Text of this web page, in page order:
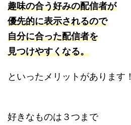
趣味の合う好みの配信者が
優先的に表示されるので
自分に合った配信者を
見つけやすくなる。
といったメリットがあります！
好きなものは３つまで